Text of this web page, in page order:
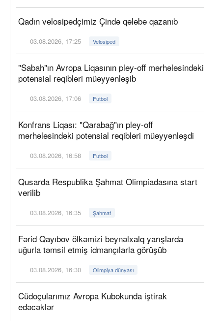
Qadın velosipedçimiz Çində qələbə qazanıb
03.08.2026, 17:25 Velosiped
"Sabah"ın Avropa Liqasının pley-off mərhələsindəki
potensial rəqibləri müəyyənləşib
03.08.2026, 17:06 Futbol
Konfrans Liqası: "Qarabağ"ın pley-off
mərhələsindəki potensial rəqibləri müəyyənləşdi
03.08.2026, 16:58 Futbol
Qusarda Respublika Şahmat Olimpiadasına start
verilib
03.08.2026, 16:35 Şahmat
Fərid Qayıbov ölkəmizi beynəlxalq yarışlarda
uğurla təmsil etmiş idmançılarla görüşüb
03.08.2026, 16:30 Olimpiya dünyası
Cüdoçularımız Avropa Kubokunda iştirak
edəcəklər